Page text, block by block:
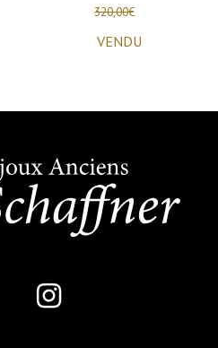
320,00€
VENDU